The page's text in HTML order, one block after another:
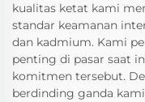
kualitas ketat kami
standar keamanan
dan kadmium. Kami
penting di pasar saat
komitmen tersebut.
berdinding ganda